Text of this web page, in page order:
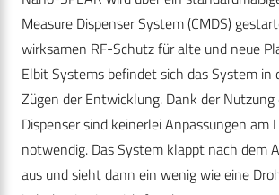
Measure Dispenser System (CMDS)
wirksamen RF-Schutz für alte und neue
Elbit Systems befindet sich das System in
Zügen der Entwicklung. Dank der
Dispenser sind keinerlei Anpassungen am
notwendig. Das System klappt nach dem
aus und sieht dann ein wenig wie eine